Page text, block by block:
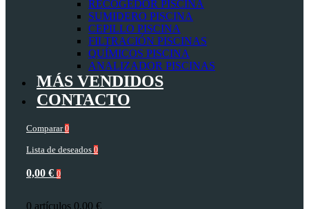
RECOGEDOR PISCINA
SUMIDERO PISCINA
CEPILLO PISCINA
FILTRACIÓN PISCINAS
QUÍMICOS PISCINA
ANALIZADOR PISCINAS
MÁS VENDIDOS
CONTACTO
Comparar 0
Lista de deseados 0
0,00 € 0
0 artículos 0,00 €